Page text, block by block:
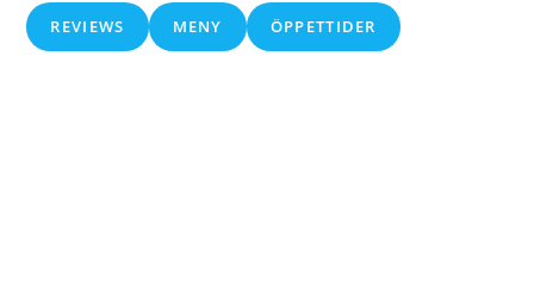
REVIEWS MENY ÖPPETTIDER